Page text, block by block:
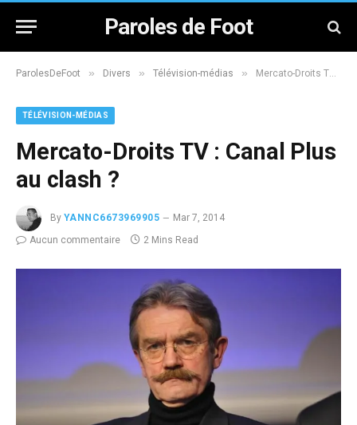
Paroles de Foot
ParolesDeFoot » Divers » Télévision-médias » Mercato-Droits TV : Canal Plus au clash ?
TÉLÉVISION-MÉDIAS
Mercato-Droits TV : Canal Plus
au clash ?
By YANNC6673969905
Mar 7, 2014
Aucun commentaire
2 Mins Read